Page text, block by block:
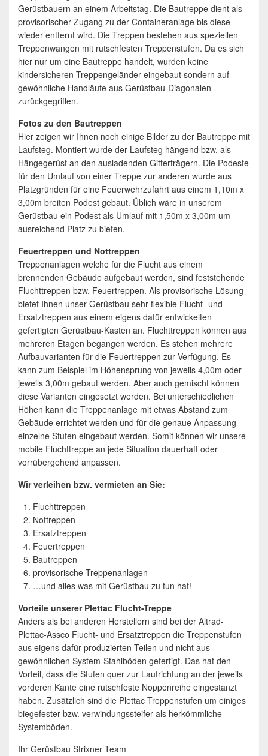
Gerüstbauern an einem Arbeitstag. Die Bautreppe dient als
provisorischer Zugang zu der Containeranlage bis diese
wieder entfernt wird. Die Treppen bestehen aus speziellen
Treppenwangen mit rutschfesten Treppenstufen. Da es sich
hier nur um eine Bautreppe handelt, wurden keine
kindersicheren Treppengeländer eingebaut sondern auf
gewöhnliche Handläufe aus Gerüstbau-Diagonalen
zurückgegriffen.
Fotos zu den Bautreppen
Hier zeigen wir Ihnen noch einige Bilder zu der Bautreppe mit
Laufsteg. Montiert wurde der Laufsteg hängend bzw. als
Hängegerüst an den ausladenden Gitterträgern. Die Podeste
für den Umlauf von einer Treppe zur anderen wurde aus
Platzgründen für eine Feuerwehrzufahrt aus einem 1,10m x
3,00m breiten Podest gebaut. Üblich wäre in unserem
Gerüstbau ein Podest als Umlauf mit 1,50m x 3,00m um
ausreichend Platz zu bieten.
Feuertreppen und Nottreppen
Treppenanlagen welche für die Flucht aus einem
brennenden Gebäude aufgebaut werden, sind feststehende
Fluchttreppen bzw. Feuertreppen. Als provisorische Lösung
bietet Ihnen unser Gerüstbau sehr flexible Flucht- und
Ersatztreppen aus einem eigens dafür entwickelten
gefertigten Gerüstbau-Kasten an. Fluchttreppen können aus
mehreren Etagen begangen werden. Es stehen mehrere
Aufbauvarianten für die Feuertreppen zur Verfügung. Es
kann zum Beispiel im Höhensprung von jeweils 4,00m oder
jeweils 3,00m gebaut werden. Aber auch gemischt können
diese Varianten eingesetzt werden. Bei unterschiedlichen
Höhen kann die Treppenanlage mit etwas Abstand zum
Gebäude errichtet werden und für die genaue Anpassung
einzelne Stufen eingebaut werden. Somit können wir unsere
mobile Fluchttreppe an jede Situation dauerhaft oder
vorrübergehend anpassen.
Wir verleihen bzw. vermieten an Sie:
Fluchttreppen
Nottreppen
Ersatztreppen
Feuertreppen
Bautreppen
provisorische Treppenanlagen
…und alles was mit Gerüstbau zu tun hat!
Vorteile unserer Plettac Flucht-Treppe
Anders als bei anderen Herstellern sind bei der Altrad-
Plettac-Assco Flucht- und Ersatztreppen die Treppenstufen
aus eigens dafür produzierten Teilen und nicht aus
gewöhnlichen System-Stahlböden gefertigt. Das hat den
Vorteil, dass die Stufen quer zur Laufrichtung an der jeweils
vorderen Kante eine rutschfeste Noppenreihe eingestanzt
haben. Zusätzlich sind die Plettac Treppenstufen um einiges
biegefester bzw. verwindungssteifer als herkömmliche
Systemböden.
Ihr Gerüstbau Strixner Team